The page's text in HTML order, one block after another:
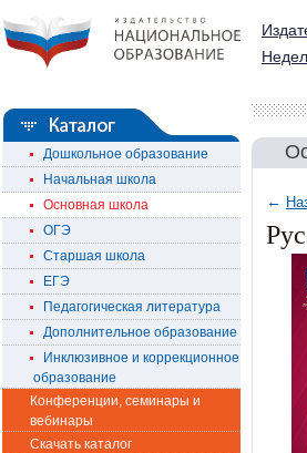
Дошкольное образование
Начальная школа
Основная школа
ОГЭ
Старшая школа
ЕГЭ
Педагогическая литература
Дополнительное образование
Инклюзивное и коррекционное
образование
Конференции, семинары и
вебинары
Скачать каталог
←